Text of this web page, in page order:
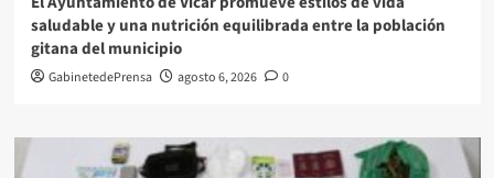
saludable y una nutrición equilibrada entre la población
gitana del municipio
GabinetedePrensa agosto 6, 2026 0